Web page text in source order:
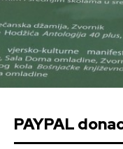
PAYPAL